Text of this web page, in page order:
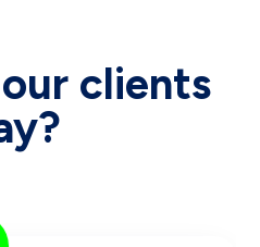
clients